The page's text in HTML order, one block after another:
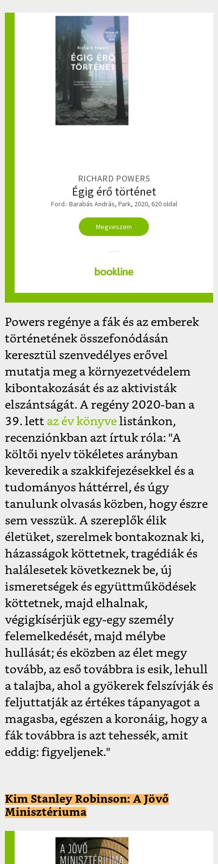
RICHARD POWERS
Égig érő történet
Ford.: Barabás András, Park, 2020, 620 oldal
Megveszem
Powers regénye a fák és az emberek
történetének összefonódásán
keresztül szenvedélyes erővel
mutatja meg a környezetvédelem
kibontakozását és az aktivisták
elszántságát. A regény 2020-ban a
39. lett az év könyve listánkon,
recenziónkban azt írtuk róla: "A
költői nyelv tökéletes arányban
keveredik a szakkifejezésekkel és a
tudományos háttérrel, és úgy
tanulunk olvasás közben, hogy észre
sem vesszük. A szereplők élik
életüket, szerelmek bontakoznak ki,
házasságok köttetnek, tragédiák és
halálesetek következnek be, új
ismeretségek és együttműködések
köttetnek, majd elhalnak,
végigkísérjük egy-egy személy
felemelkedését, majd mélybe
hullását; és eközben az élet megy
tovább, az eső továbbra is esik, lehull
a talajba, ahol a gyökerek felszívják és
feljuttatják az értékes tápanyagot a
magasba, egészen a koronáig, hogy a
fák továbbra is azt tehessék, amit
eddig: figyeljenek."
Kim Stanley Robinson: A Jövő
Minisztériuma